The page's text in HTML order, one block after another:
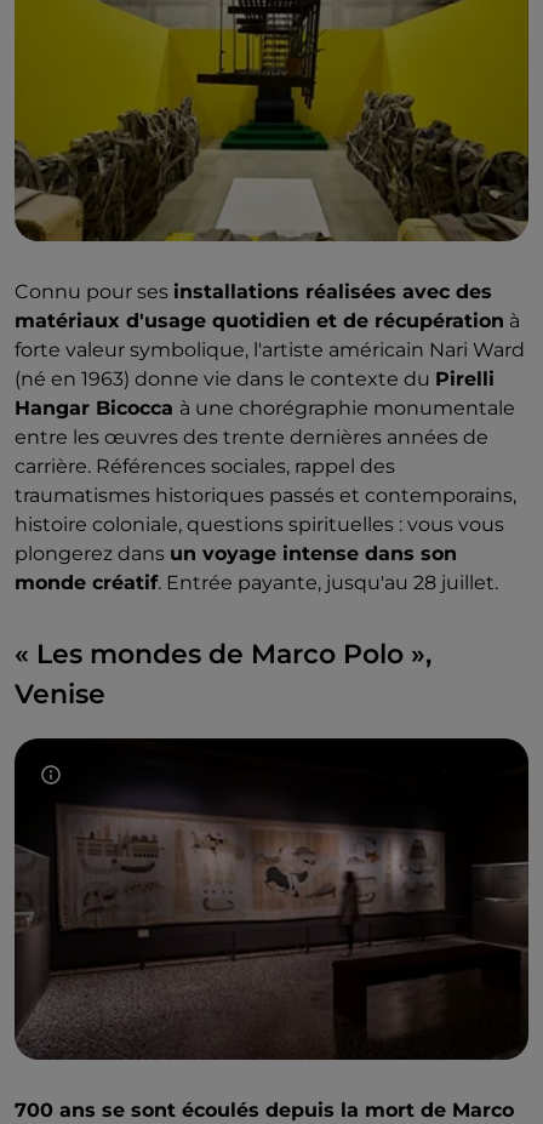
Connu pour ses installations réalisées avec des
matériaux d'usage quotidien et de récupération à
forte valeur symbolique, l'artiste américain Nari Ward
(né en 1963) donne vie dans le contexte du Pirelli
Hangar Bicocca à une chorégraphie monumentale
entre les œuvres des trente dernières années de
carrière. Références sociales, rappel des
traumatismes historiques passés et contemporains,
histoire coloniale, questions spirituelles : vous vous
plongerez dans un voyage intense dans son
monde créatif. Entrée payante, jusqu'au 28 juillet.
« Les mondes de Marco Polo »,
Venise
700 ans se sont écoulés depuis la mort de Marco